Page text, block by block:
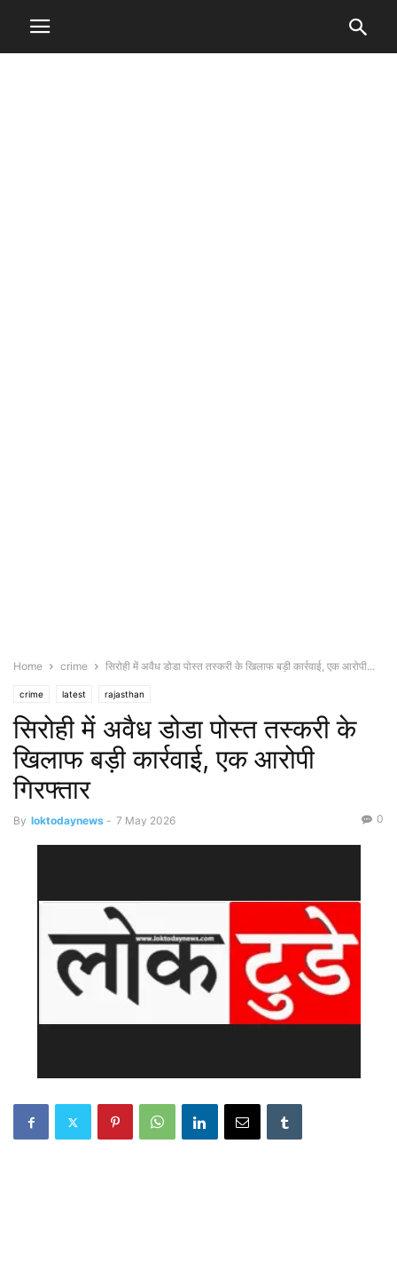
Home crime सिरोही में अवैध डोडा पोस्त तस्करी के खिलाफ बड़ी कार्रवाई, एक आरोपी...
crime latest rajasthan
सिरोही में अवैध डोडा पोस्त तस्करी के
खिलाफ बड़ी कार्रवाई, एक आरोपी
गिरफ्तार
By loktodaynews - 7 May 2026 0